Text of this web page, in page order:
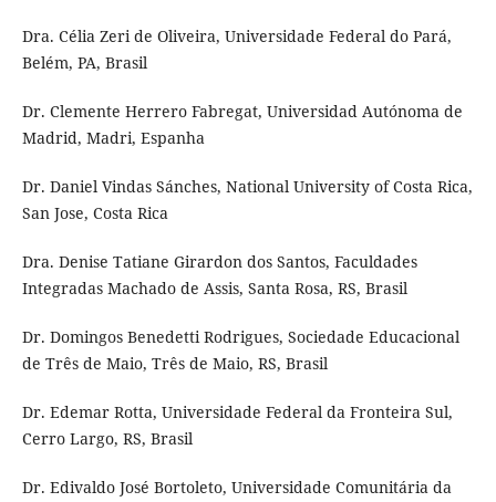
Dra. Célia Zeri de Oliveira, Universidade Federal do Pará,
Belém, PA, Brasil
Dr. Clemente Herrero Fabregat, Universidad Autónoma de
Madrid, Madri, Espanha
Dr. Daniel Vindas Sánches, National University of Costa Rica,
San Jose, Costa Rica
Dra. Denise Tatiane Girardon dos Santos, Faculdades
Integradas Machado de Assis, Santa Rosa, RS, Brasil
Dr. Domingos Benedetti Rodrigues, Sociedade Educacional
de Três de Maio, Três de Maio, RS, Brasil
Dr. Edemar Rotta, Universidade Federal da Fronteira Sul,
Cerro Largo, RS, Brasil
Dr. Edivaldo José Bortoleto, Universidade Comunitária da